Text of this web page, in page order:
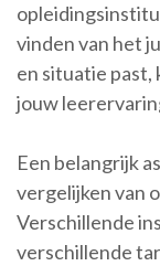
vinden van het
en situatie past,
jouw
Een belangrijk
vergelijken van
Verschillende
verschillende